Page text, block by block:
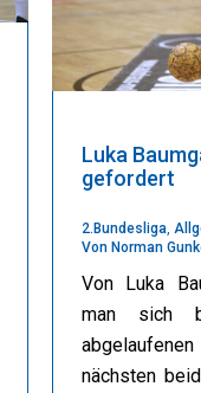
Luka
gefordert
2.Bundesliga,
Von Norman
Von Luka
man sich
nächsten